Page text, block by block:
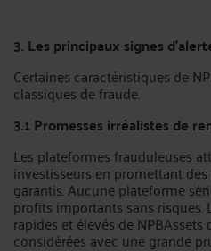
3. Les principaux signes
Certaines caractéristiques de
classiques de fraude.
3.1 Promesses irréalistes de
Les plateformes frauduleuses
investisseurs en promettant
garantis. Aucune plateforme
profits importants sans risques.
rapides et élevés de
considérées avec une grande